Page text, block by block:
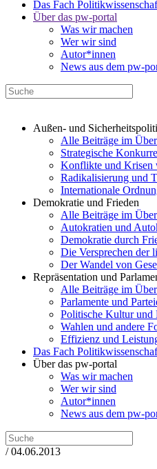
Das Fach
Über das pw-portal
Was wir machen
Wer wir sind
Autor*innen
News aus dem pw-
Außen- und
Alle Beiträge im
Strategische
Konflikte und Krisen
Radikalisierung und
Internationale
Demokratie und Frieden
Alle Beiträge im
Autokratien und
Demokratie durch
Die Versprechen der
Der Wandel von
Repräsentation und
Alle Beiträge im
Parlamente und
Politische Kultur und
Wahlen und andere
Effizienz und
Das Fach
Über das pw-portal
Was wir machen
Wer wir sind
Autor*innen
News aus dem pw-
/ 04.06.2013